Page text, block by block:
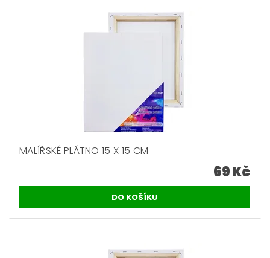
MALÍŘSKÉ PLÁTNO 15 X 15 CM
69 Kč